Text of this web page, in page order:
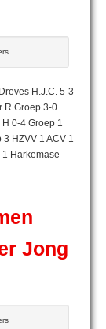
H.J.C. 5-3
R.Groep 3-0
0-4 Groep 1
HZVV 1 ACV 1
Harkemase
Jong